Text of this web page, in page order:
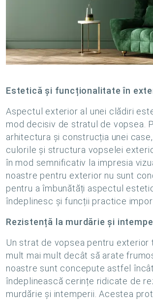
Estetică și funcționalitate în
Aspectul exterior al unei clădiri
mod decisiv de stratul de vopsea.
arhitectura și construcția unei
culorile și structura vopselei
în mod semnificativ la impresia
noastre pentru exterior nu sunt
pentru a îmbunătăți aspectul
îndeplinesc și funcții practice
Rezistență la murdărie și
Un strat de vopsea pentru exterior
mult mai mult decât să arate
noastre sunt concepute astfel
îndeplinească cerințe ridicate de
murdărie și intemperii. Acestea